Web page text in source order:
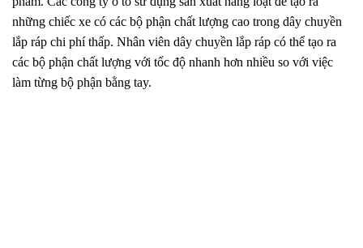
những chiếc xe có các bộ phận chất lượng cao trong dây chuyền
lắp ráp chi phí thấp. Nhân viên dây chuyền lắp ráp có thể tạo ra
các bộ phận chất lượng với tốc độ nhanh hơn nhiều so với việc
làm từng bộ phận bằng tay.